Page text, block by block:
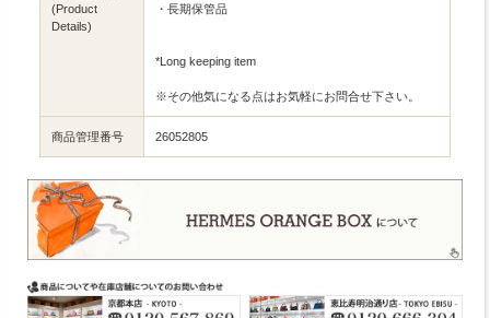
(Product
Details)
・長期保管品
*Long keeping item
※その他気になる点はお気軽にお問合せ下さい。
商品管理番号 26052805